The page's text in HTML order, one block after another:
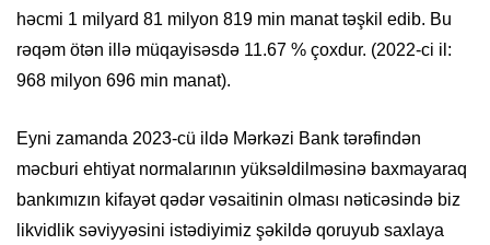
həcmi 1 milyard 81 milyon 819 min manat təşkil edib. Bu
rəqəm ötən illə müqayisəsdə 11.67 % çoxdur. (2022-ci il:
968 milyon 696 min manat).
Eyni zamanda 2023-cü ildə Mərkəzi Bank tərəfindən
məcburi ehtiyat normalarının yüksəldilməsinə baxmayaraq
bankımızın kifayət qədər vəsaitinin olması nəticəsində biz
likvidlik səviyyəsini istədiyimiz şəkildə qoruyub saxlaya